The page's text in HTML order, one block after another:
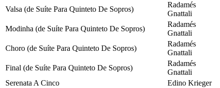
Valsa (de Suíte Para Quinteto De Sopros)
Radamés
Gnattali
Modinha (de Suíte Para Quinteto De Sopros)
Radamés
Gnattali
Choro (de Suíte Para Quinteto De Sopros)
Radamés
Gnattali
Final (de Suíte Para Quinteto De Sopros)
Radamés
Gnattali
Serenata A Cinco
Edino Krieger